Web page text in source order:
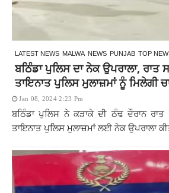
LATEST NEWS MALWA NEWS PUNJAB TOP
ਬਠਿੰਡਾ ਪੁਲਿਸ ਦਾ ਨੇਕ ਉਪਰਾਲਾ, ਰਾਤ
ਤਾਇਨਾਤ ਪੁਲਿਸ ਮੁਲਾਜ਼ਮਾਂ ਨੂੰ ਮਿਲੇਗੀ
Jan 08, 2024 2:23 Pm
ਬਠਿੰਡਾ ਪੁਲਿਸ ਨੇ ਕੜਾਕੇ ਦੀ ਠੰਢ ਦੌਰਾਨ
ਤਾਇਨਾਤ ਪੁਲਿਸ ਮੁਲਾਜ਼ਮਾਂ ਲਈ ਨੇਕ ਉਪਰਾਲਾ